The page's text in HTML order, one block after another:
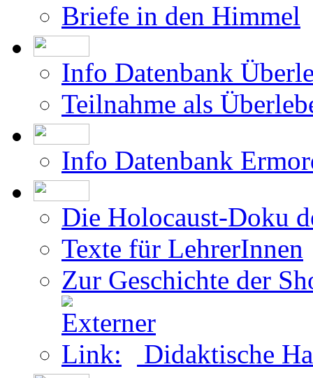
Info Datenbank
Teilnahme als
Info Datenbank
Die Holocaust-Doku
Texte für LehrerInnen
Zur Geschichte der
Didaktische